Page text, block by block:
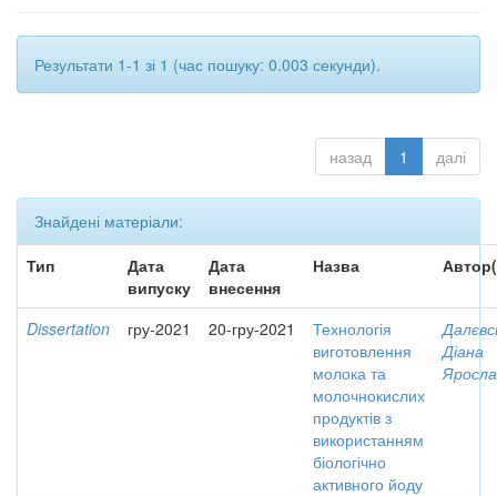
Результати 1-1 зі 1 (час пошуку: 0.003 секунди).
назад 1 далі
Знайдені матеріали:
Тип
Дата
випуску
Дата
внесення
Назва
Dissertation гру-2021 20-гру-2021
Технологія
виготовлення
молока та
молочнокислих
продуктів з
використанням
біологічно
активного йоду
Діана